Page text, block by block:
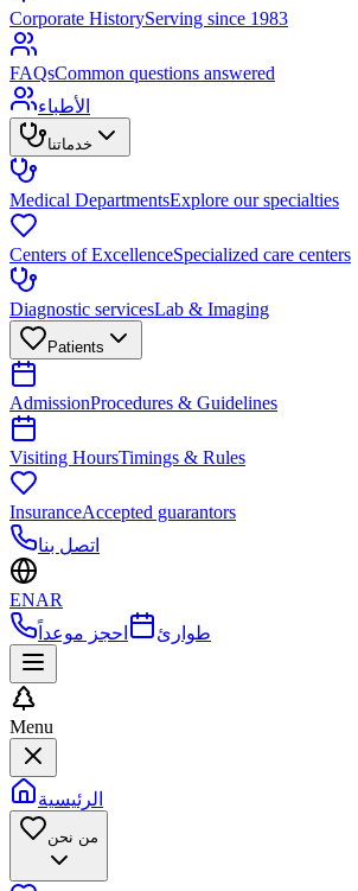
Corporate HistoryServing since 1983
FAQsCommon questions answered
الأطباء
خدماتنا
Medical DepartmentsExplore our specialties
Centers of ExcellenceSpecialized care centers
Diagnostic servicesLab & Imaging
Patients
AdmissionProcedures & Guidelines
Visiting HoursTimings & Rules
InsuranceAccepted guarantors
اتصل بنا
ENAR
طوارئ
احجز موعداً
Menu
الرئيسية
من نحن